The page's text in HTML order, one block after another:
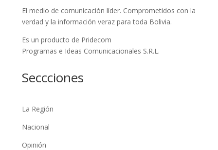
El medio de comunicación líder. Comprometidos con la
verdad y la información veraz para toda Bolivia.
Es un producto de Pridecom
Programas e Ideas Comunicacionales S.R.L.
Seccciones
La Región
Nacional
Opinión